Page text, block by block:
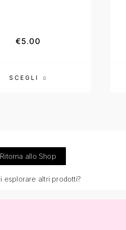
SCEGLI
€5.00
Ritorna allo Shop
esplorare altri prodotti?